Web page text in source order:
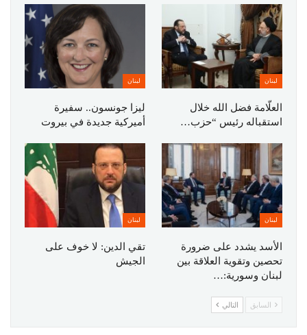
لبنان
العلّامة فضل الله خلال
استقباله رئيس “حزب…
لبنان
ليزا جونسون.. سفيرة
أميركية جديدة في بيروت
لبنان
الأسد يشدد على ضرورة
تحصين وتقوية العلاقة بين
لبنان وسورية:…
لبنان
تقي الدين: لا خوف على
الجيش
السابق التالي